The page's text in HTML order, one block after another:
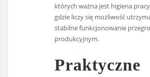
których ważna jest higiena
gdzie liczy się możliwość
stabilne funkcjonowanie
produkcyjnym.
Praktyczne